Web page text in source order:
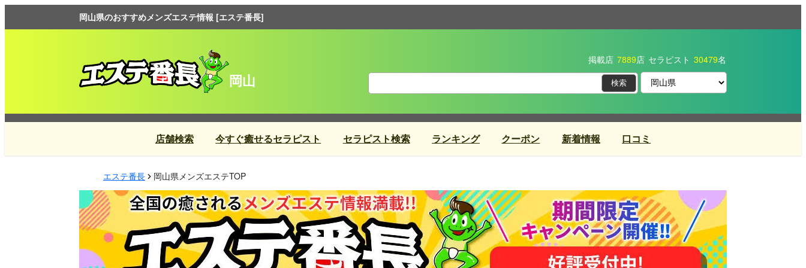
岡山県のおすすめメンズエステ情報 [エステ番長]
岡山
掲載店 7889店 セラピスト 30479名
店舗検索 今すぐ癒せるセラピスト セラピスト検索 ランキング クーポン 新着情報 口コミ
エステ番長 岡山県メンズエステTOP